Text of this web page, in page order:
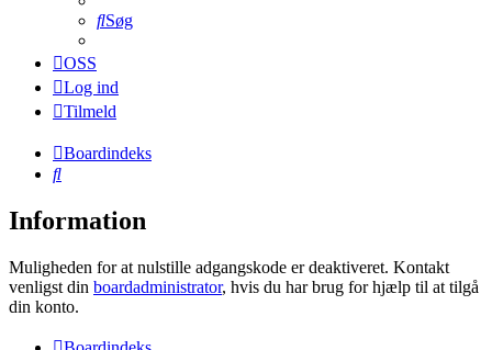
Søg
OSS
Log ind
Tilmeld
Boardindeks
Søg
Information
Muligheden for at nulstille adgangskode er deaktiveret. Kontakt
venligst din boardadministrator, hvis du har brug for hjælp til at tilgå
din konto.